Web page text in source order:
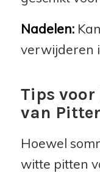
Nadelen:
verwijderen
Tips voor
van
Hoewel
witte pitten